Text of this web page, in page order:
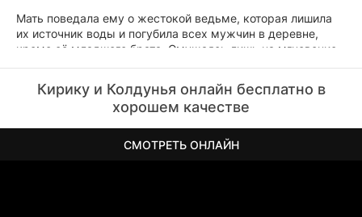
Мать поведала ему о жестокой ведьме, которая лишила
их источник воды и погубила всех мужчин в деревне,
кроме её младшего брата. Смущаясь лишь на мгновение,
ведьмой…
Кирику и Колдунья онлайн бесплатно в
хорошем качестве
СМОТРЕТЬ ОНЛАЙН